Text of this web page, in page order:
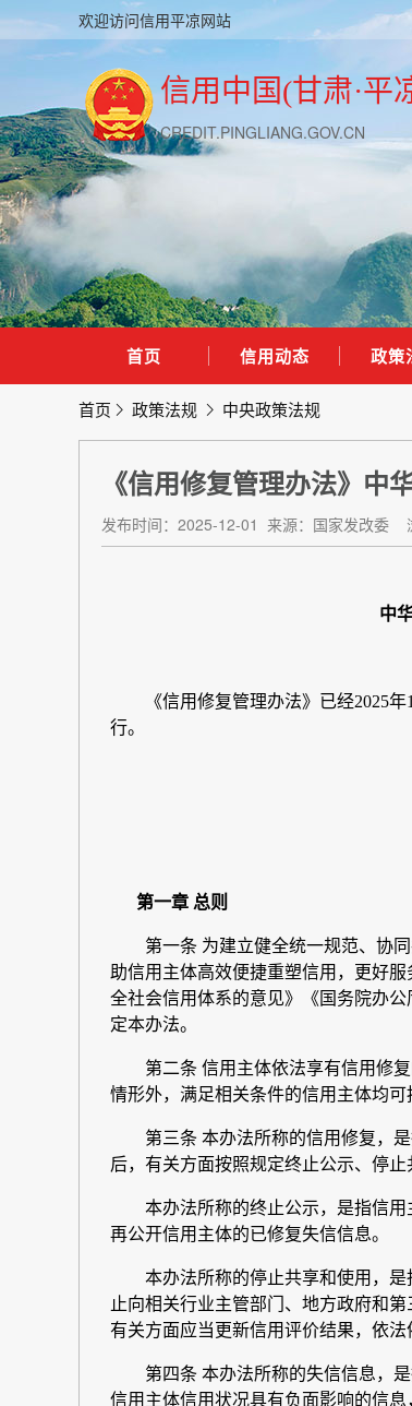
欢迎访问信用平凉网站
信用中国(甘肃·平
CREDIT.PINGLIANG.GOV.CN
首页 信用动态 政策
首页 政策法规 中央政策法规
《信用修复管理办法》中
发布时间：2025-12-01 来源：国家发改委